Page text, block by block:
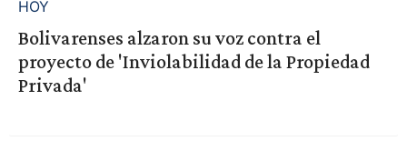
HOY
Bolivarenses alzaron su voz contra el
proyecto de 'Inviolabilidad de la Propiedad
Privada'